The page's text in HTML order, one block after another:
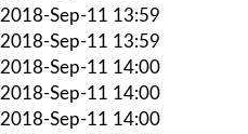
2018-Sep-11 13:59
2018-Sep-11 13:59
2018-Sep-11 14:00
2018-Sep-11 14:00
2018-Sep-11 14:00